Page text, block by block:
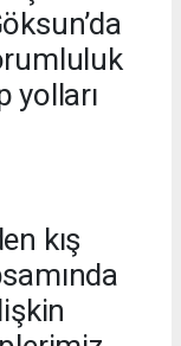
yolları
kış